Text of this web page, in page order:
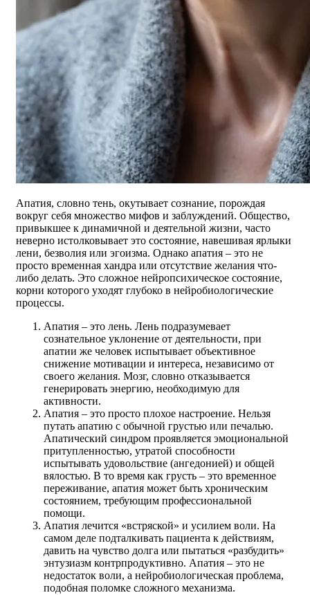
Апатия, словно тень, окутывает сознание, порождая
вокруг себя множество мифов и заблуждений. Общество,
привыкшее к динамичной и деятельной жизни, часто
неверно истолковывает это состояние, навешивая ярлыки
лени, безволия или эгоизма. Однако апатия – это не
просто временная хандра или отсутствие желания что-
либо делать. Это сложное нейропсихическое состояние,
корни которого уходят глубоко в нейробиологические
процессы.
Апатия – это лень. Лень подразумевает
сознательное уклонение от деятельности, при
апатии же человек испытывает объективное
снижение мотивации и интереса, независимо от
своего желания. Мозг, словно отказывается
генерировать энергию, необходимую для
активности.
Апатия – это просто плохое настроение. Нельзя
путать апатию с обычной грустью или печалью.
Апатический синдром проявляется эмоциональной
притупленностью, утратой способности
испытывать удовольствие (ангедонией) и общей
вялостью. В то время как грусть – это временное
переживание, апатия может быть хроническим
состоянием, требующим профессиональной
помощи.
Апатия лечится «встряской» и усилием воли. На
самом деле подталкивать пациента к действиям,
давить на чувство долга или пытаться «разбудить»
энтузиазм контрпродуктивно. Апатия – это не
недостаток воли, а нейробиологическая проблема,
подобная поломке сложного механизма.